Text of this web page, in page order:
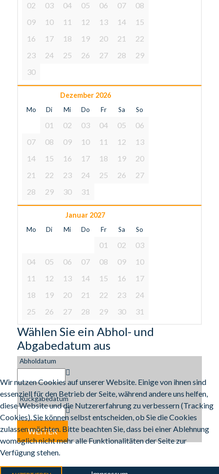
02
03 04 05 06 07
08
09
10 11 12 13 14
15
16
17 18 19 20 21
22
23
24 25 26 27 28
29
30
Dezember 2026
Mo Di Mi Do Fr Sa So
01 02 03 04 05
06
07
08 09 10 11 12
13
14
15 16 17 18 19
20
21
22 23 24 25 26
27
28
29 30 31
Januar 2027
Mo Di Mi Do Fr Sa So
01 02
03
04
05 06 07 08 09
10
11
12 13 14 15 16
17
18
19 20 21 22 23
24
25
26 27 28 29 30 31
Wählen Sie ein Abhol- und
Abgabedatum aus
Abholdatum
Rückgabedatum
Wir nutzen Cookies auf unserer Website. Einige von ihnen sind
essenziell für den Betrieb der Seite, während andere uns helfen,
diese Website und die Nutzererfahrung zu verbessern (Tracking
Cookies). Sie können selbst entscheiden, ob Sie die Cookies
zulassen möchten. Bitte beachten Sie, dass bei einer Ablehnung
womöglich nicht mehr alle Funktionalitäten der Seite zur
Verfügung stehen.